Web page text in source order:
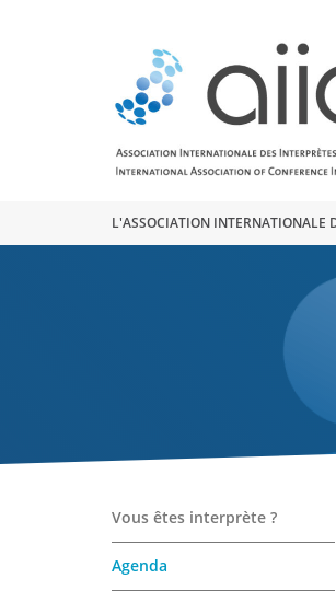
L'ASSOCIATION INTERNATIONALE
Vous êtes interprète ?
Agenda